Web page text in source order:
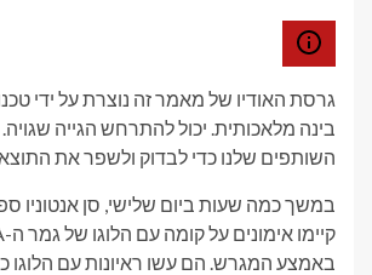
גרסת האודיו של מאמר זה נוצרת על ידי
בינה מלאכותית. יכול להתרחש הגייה
השותפים שלנו כדי לבדוק ולשפר את
במשך כמה שעות ביום שלישי, סן אנטוניו
באמצע המגרש. הם עשו ראיונות עם הלוגו